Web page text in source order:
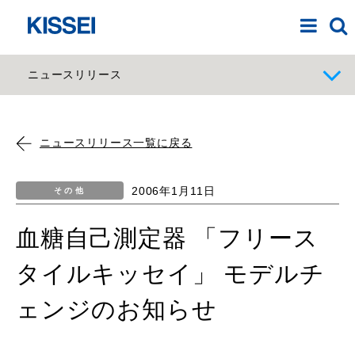
ニュースリリース
ニュースリリース一覧に戻る
その他 2006年1月11日
血糖自己測定器 「フリース
タイルキッセイ」 モデルチ
ェンジのお知らせ